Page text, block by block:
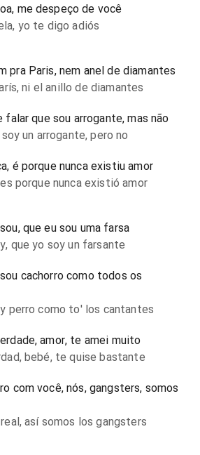
me despeço de você
yo te digo adiós
pra Paris, nem anel de diamantes
ni el anillo de diamantes
falar que sou arrogante, mas não
un arrogante, pero no
é porque nunca existiu amor
porque nunca existió amor
que eu sou uma farsa
que yo soy un farsante
cachorro como todos os
perro como to' los cantantes
amor, te amei muito
bebé, te quise bastante
com você, nós, gangsters, somos
así somos los gangsters